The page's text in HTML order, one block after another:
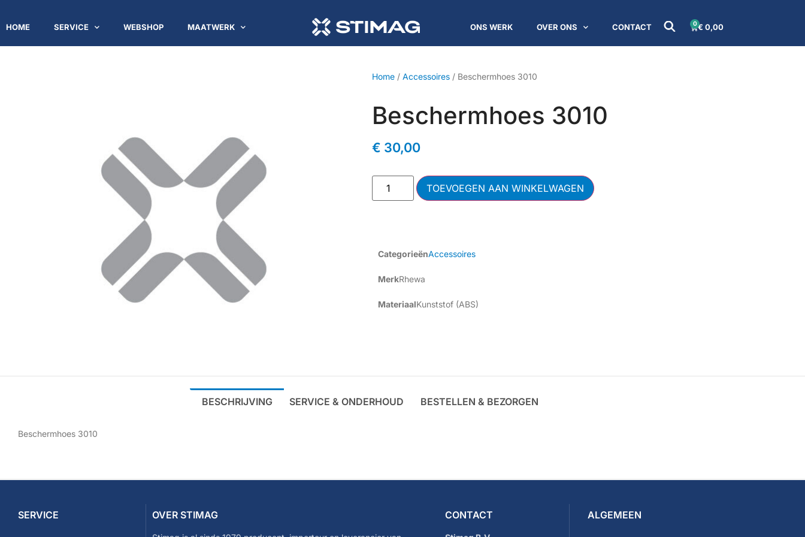
HOME SERVICE WEBSHOP MAATWERK ONS WERK OVER ONS CONTACT € 0,00
0
Home / Accessoires / Beschermhoes 3010
Beschermhoes 3010
€ 30,00
TOEVOEGEN AAN WINKELWAGEN
CategorieënAccessoires
MerkRhewa
MateriaalKunststof (ABS)
BESCHRIJVING SERVICE & ONDERHOUD BESTELLEN & BEZORGEN
Beschermhoes 3010
SERVICE OVER STIMAG CONTACT ALGEMEEN